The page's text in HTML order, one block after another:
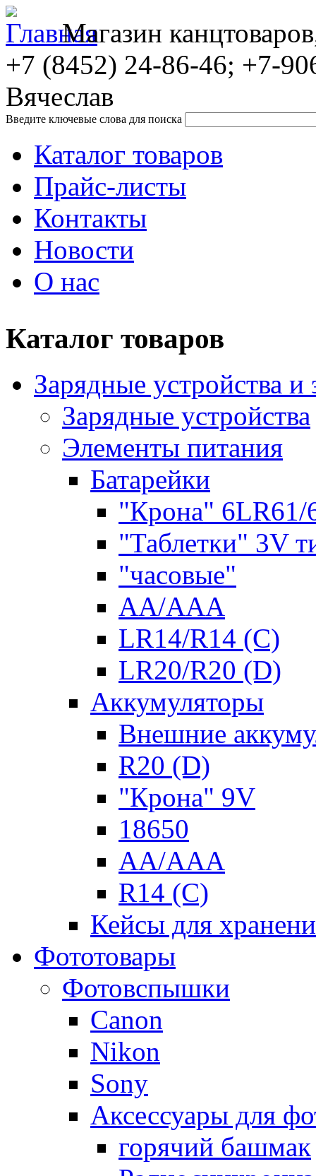
Магазин
+7 (8452) 24-86-46; +7-
Вячеслав
Введите ключевые слова для поиска
Каталог товаров
Прайс-листы
Контакты
Новости
О нас
Каталог товаров
Зарядные устройства
Зарядные устройства
Элементы питания
Батарейки
"Крона" 6LR61/
"Таблетки" 3V
"часовые"
AA/AAA
LR14/R14 (C)
LR20/R20 (D)
Аккумуляторы
Внешние
R20 (D)
"Крона" 9V
18650
AA/AAA
R14 (C)
Кейсы для
Фототовары
Фотовспышки
Canon
Nikon
Sony
Аксессуары для
горячий башмак